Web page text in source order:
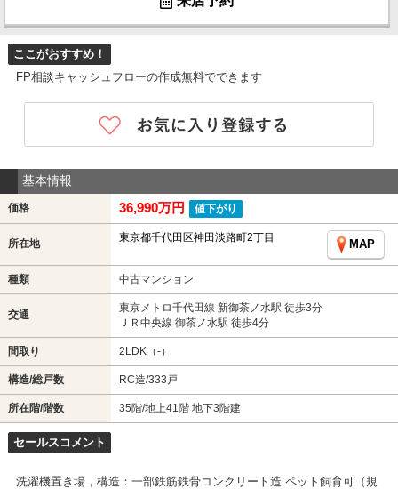
ここがおすすめ！
FP相談キャッシュフローの作成無料でできます
基本情報
価格 36,990万円 値下がり
所在地 東京都千代田区神田淡路町2丁目
MAP
種類 中古マンション
交通
東京メトロ千代田線 新御茶ノ水駅 徒歩3分
ＪＲ中央線 御茶ノ水駅 徒歩4分
間取り 2LDK（-）
構造/総戸数 RC造/333戸
所在階/階数 35階/地上41階 地下3階建
セールスコメント
洗濯機置き場，構造：一部鉄筋鉄骨コンクリート造 ペット飼育可（規